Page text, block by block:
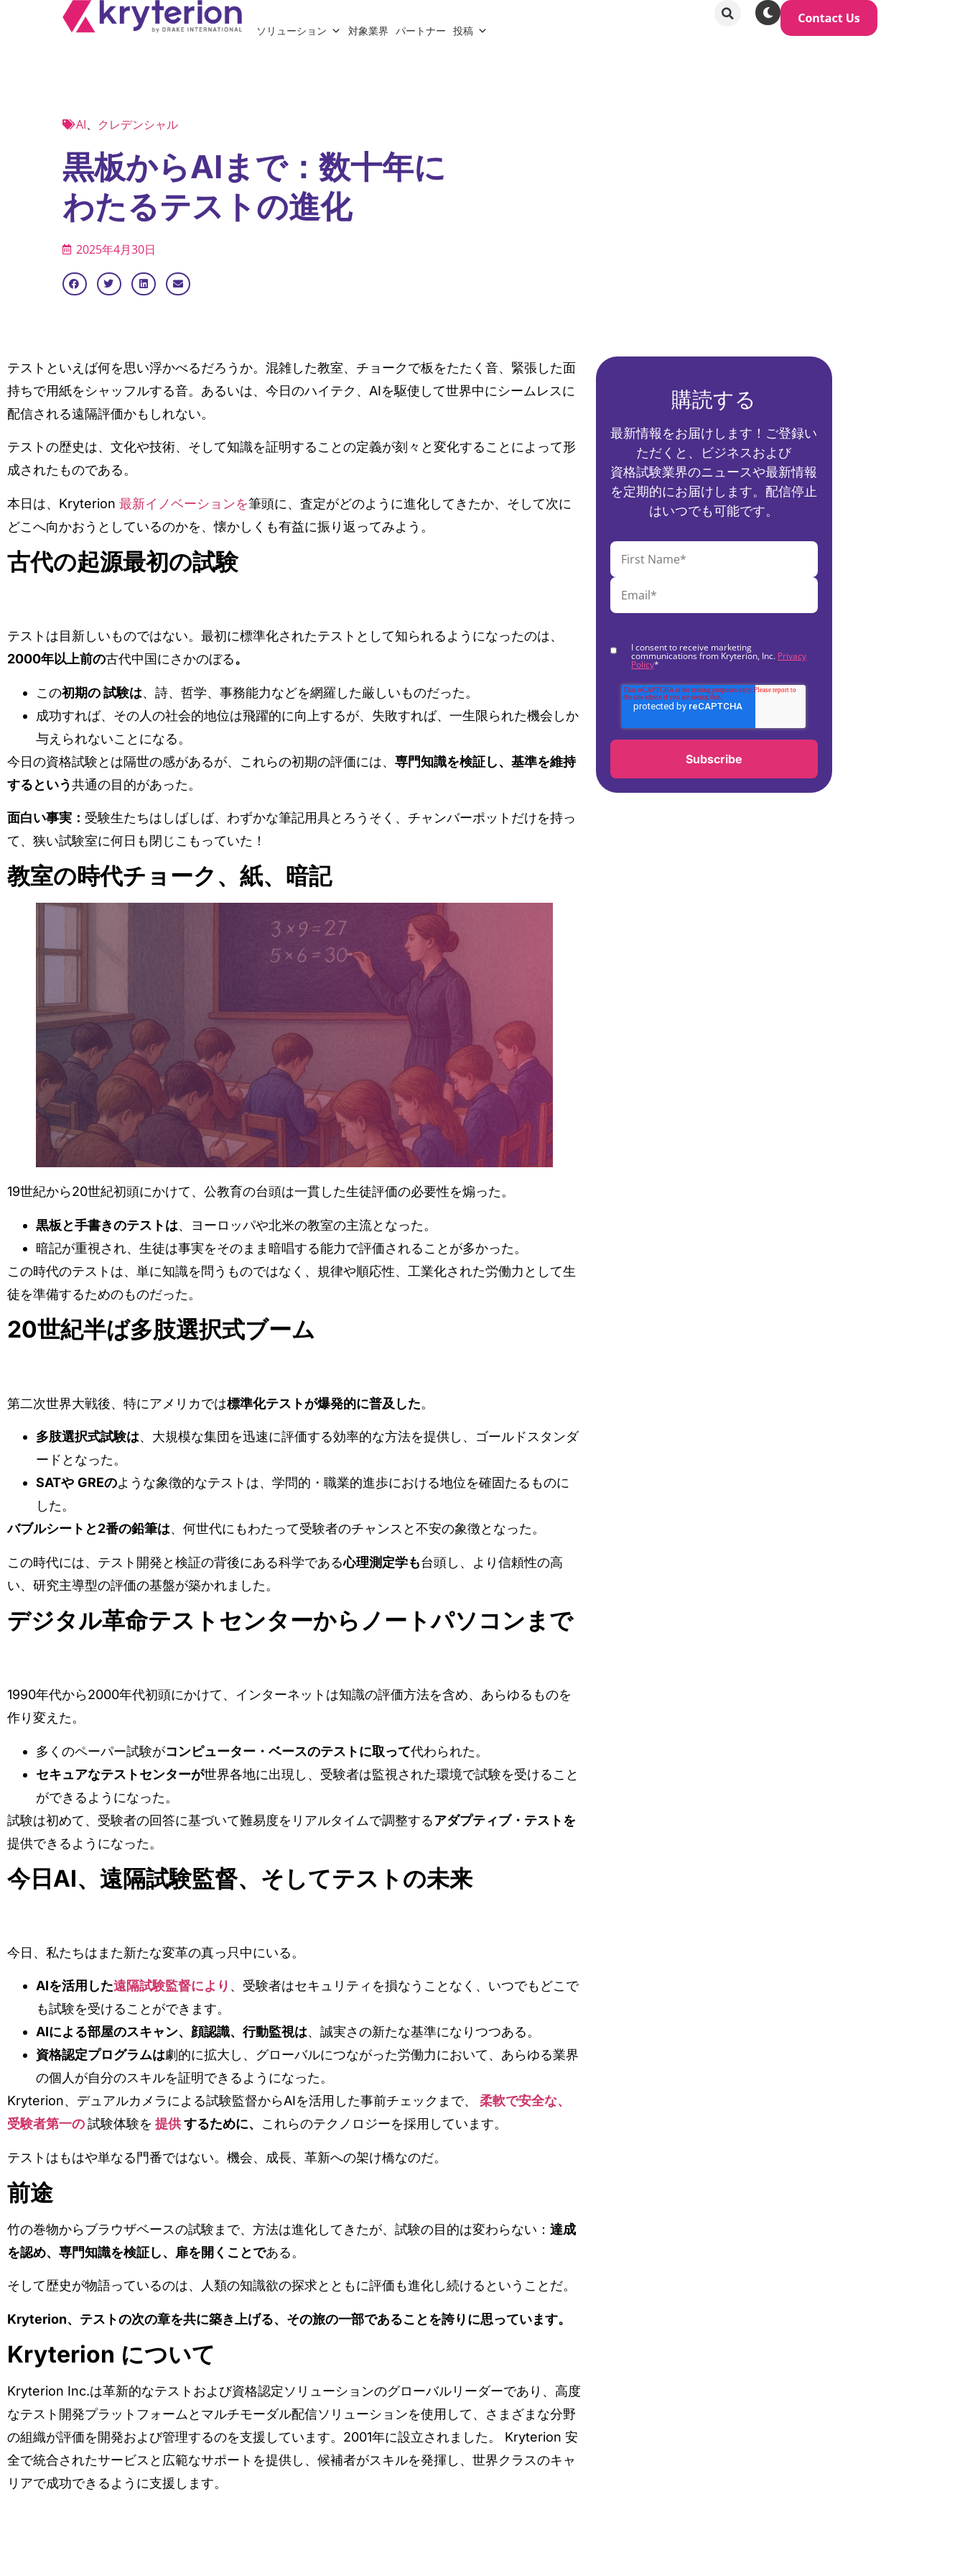
ソリューション 対象業界 パートナー 投稿
AI、 クレデンシャル
黒板からAIまで：数十年に
わたるテストの進化
2025年4月30日
テストといえば何を思い浮かべるだろうか。混雑した教室、チョークで板をたたく音、緊張した面
持ちで用紙をシャッフルする音。あるいは、今日のハイテク、AIを駆使して世界中にシームレスに
配信される遠隔評価かもしれない。
テストの歴史は、文化や技術、そして知識を証明することの定義が刻々と変化することによって形
成されたものである。
本日は、Kryterion 最新イノベーションを筆頭に、査定がどのように進化してきたか、そして次に
どこへ向かおうとしているのかを、懐かしくも有益に振り返ってみよう。
古代の起源最初の試験
テストは目新しいものではない。最初に標準化されたテストとして知られるようになったのは、
2000年以上前の古代中国にさかのぼる。
この初期の試験は、詩、哲学、事務能力などを網羅した厳しいものだった。
成功すれば、その人の社会的地位は飛躍的に向上するが、失敗すれば、一生限られた機会しか
与えられないことになる。
今日の資格試験とは隔世の感があるが、これらの初期の評価には、 専門知識を検証し、基準を維持
するという共通の目的があった。
面白い事実： 受験生たちはしばしば、わずかな筆記用具とろうそく、チャンバーポットだけを持っ
て、狭い試験室に何日も閉じこもっていた！
教室の時代チョーク、紙、暗記
19世紀から20世紀初頭にかけて、公教育の台頭は一貫した生徒評価の必要性を煽った。
黒板と手書きのテストは、ヨーロッパや北米の教室の主流となった。
暗記が重視され、生徒は事実をそのまま暗唱する能力で評価されることが多かった。
この時代のテストは、単に知識を問うものではなく、規律や順応性、工業化された労働力として生
徒を準備するためのものだった。
20世紀半ば多肢選択式ブーム
第二次世界大戦後、特にアメリカでは標準化テストが爆発的に普及した。
多肢選択式試験は、大規模な集団を迅速に評価する効率的な方法を提供し、ゴールドスタンダ
ードとなった。
SATや GREのような象徴的なテストは、学問的・職業的進歩における地位を確固たるものに
した。
バブルシートと2番の鉛筆は、何世代にもわたって受験者のチャンスと不安の象徴となった。
この時代には、テスト開発と検証の背後にある科学である心理測定学も台頭し、より信頼性の高
い、研究主導型の評価の基盤が築かれました。
デジタル革命テストセンターからノートパソコンまで
1990年代から2000年代初頭にかけて、インターネットは知識の評価方法を含め、あらゆるものを
作り変えた。
多くのペーパー試験がコンピューター・ベースのテストに取って代わられた。
セキュアなテストセンターが世界各地に出現し、受験者は監視された環境で試験を受けること
ができるようになった。
試験は初めて、受験者の回答に基づいて難易度をリアルタイムで調整するアダプティブ・テストを
提供できるようになった。
今日AI、遠隔試験監督、そしてテストの未来
今日、私たちはまた新たな変革の真っ只中にいる。
AIを活用した遠隔試験監督により 、受験者はセキュリティを損なうことなく、いつでもどこで
も試験を受けることができます。
AIによる部屋のスキャン、顔認識、行動監視は、誠実さの新たな基準になりつつある。
資格認定プログラムは劇的に拡大し、グローバルにつながった労働力において、あらゆる業界
の個人が自分のスキルを証明できるようになった。
Kryterion、デュアルカメラによる試験監督からAIを活用した事前チェックまで、
柔軟で安全な、
受験者第一の試験体験を 提供するために、 これらのテクノロジーを採用しています。
テストはもはや単なる門番ではない。機会、成長、革新への架け橋なのだ。
前途
竹の巻物からブラウザベースの試験まで、方法は進化してきたが、試験の目的は変わらない： 達成
を認め、専門知識を検証し、扉を開くことである。
そして歴史が物語っているのは、人類の知識欲の探求とともに評価も進化し続けるということだ。
Kryterion、テストの次の章を共に築き上げる、その旅の一部であることを誇りに思っています。
Kryterion について
Kryterion Inc.は革新的なテストおよび資格認定ソリューションのグローバルリーダーであり、高度
なテスト開発プラットフォームとマルチモーダル配信ソリューションを使用して、さまざまな分野
の組織が評価を開発および管理するのを支援しています。2001年に設立されました。 Kryterion 安
全で統合されたサービスと広範なサポートを提供し、候補者がスキルを発揮し、世界クラスのキャ
リアで成功できるように支援します。
購読する
最新情報をお届けします！ご登録い
ただくと、ビジネスおよび
資格試験業界のニュースや最新情報
を定期的にお届けします。配信停止
はいつでも可能です。
I consent to receive marketing
communications from Kryterion, Inc. Privacy
Policy*